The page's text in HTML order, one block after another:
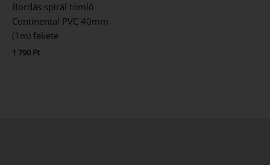
Bordás spirál tömlő
Continental PVC 40mm
(1m) fekete
1 790 Ft